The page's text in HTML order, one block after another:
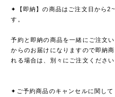
✦【即納】の商品はご注文日から
す。
予約と即納の商品を一緒にご注文
からのお届けになりますので即納
れる場合は、別々にご注文くださ
✦ご予約商品のキャンセルに関して